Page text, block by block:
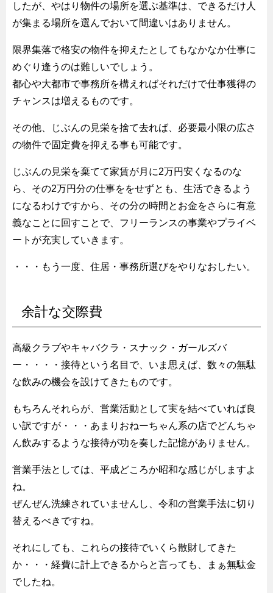
したが、やはり物件の場所を選ぶ基準は、できるだけ人
が集まる場所を選んでおいて間違いはありません。
限界集落で格安の物件を抑えたとしてもなかなか仕事に
めぐり逢うのは難しいでしょう。
都心や大都市で事務所を構えればそれだけで仕事獲得の
チャンスは増えるものです。
その他、じぶんの見栄を捨て去れば、必要最小限の広さ
の物件で固定費を抑える事も可能です。
じぶんの見栄を棄てて家賃が月に2万円安くなるのな
ら、その2万円分の仕事ををせずとも、生活できるよう
になるわけですから、その分の時間とお金をさらに有意
義なことに回すことで、フリーランスの事業やプライベ
ートが充実していきます。
・・・もう一度、住居・事務所選びをやりなおしたい。
余計な交際費
高級クラブやキャバクラ・スナック・ガールズバ
ー・・・・接待という名目で、いま思えば、数々の無駄
な飲みの機会を設けてきたものです。
もちろんそれらが、営業活動として実を結べていれば良
い訳ですが・・・あまりおねーちゃん系の店でどんちゃ
ん飲みするような接待が功を奏した記憶がありません。
営業手法としては、平成どころか昭和な感じがしますよ
ね。
ぜんぜん洗練されていませんし、令和の営業手法に切り
替えるべきですね。
それにしても、これらの接待でいくら散財してきた
か・・・経費に計上できるからと言っても、まぁ無駄金
でしたね。